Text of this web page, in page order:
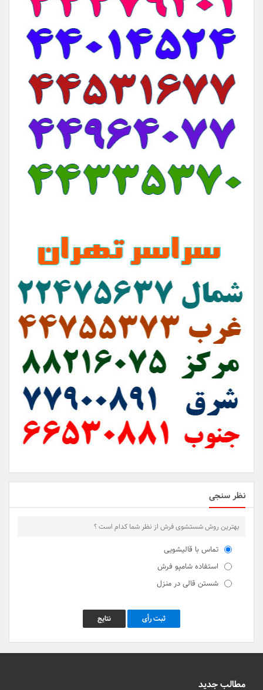
نظر سنجی
بهترین روش شستشوی فرش از نظر شما کدام است ؟
تماس با قالیشویی
استفاده شامپو فرش
شستن قالی در منزل
ثبت رأی نتایج
مطالب جدید